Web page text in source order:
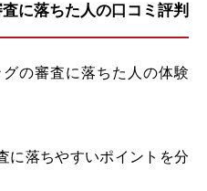
に落ちた人の口コミ評判
の審査に落ちた人の体験
に落ちやすいポイントを分